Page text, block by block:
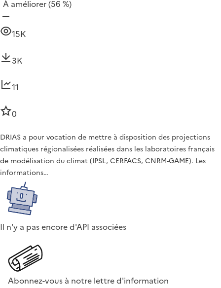
À améliorer(56 %)
15K
3K
11
0
DRIAS a pour vocation de mettre à disposition des projections
climatiques régionalisées réalisées dans les laboratoires français
de modélisation du climat (IPSL, CERFACS, CNRM-GAME). Les
informations…
Il n'y a pas encore d'API associées
Abonnez-vous à notre lettre d'information